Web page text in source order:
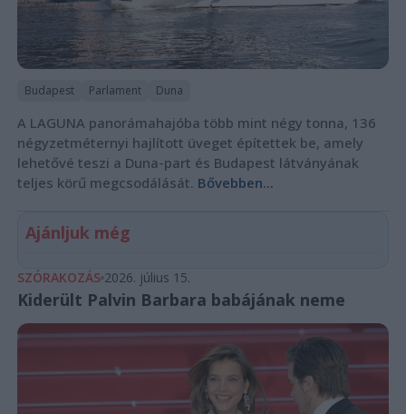
Budapest Parlament Duna
A LAGUNA panorámahajóba több mint négy tonna, 136
négyzetméternyi hajlított üveget építettek be, amely
lehetővé teszi a Duna-part és Budapest látványának
teljes körű megcsodálását. Bővebben...
Ajánljuk még
SZÓRAKOZÁS 2026. július 15.
Kiderült Palvin Barbara babájának neme